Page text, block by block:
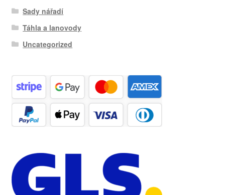
Sady nářadí
Táhla a lanovody
Uncategorized